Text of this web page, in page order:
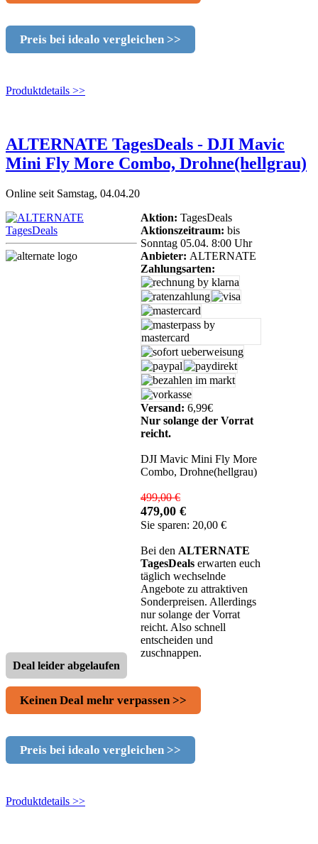
Preis bei idealo vergleichen >>
Produktdetails >>
ALTERNATE TagesDeals - DJI Mavic
Mini Fly More Combo, Drohne(hellgrau)
Online seit Samstag, 04.04.20
Aktion: TagesDeals
Aktionszeitraum: bis
Sonntag 05.04. 8:00 Uhr
Anbieter: ALTERNATE
Zahlungsarten:
Versand: 6,99€
Nur solange der Vorrat
reicht.
DJI Mavic Mini Fly More
Combo, Drohne(hellgrau)
499,00 €
479,00 €
Sie sparen: 20,00 €
Bei den ALTERNATE
TagesDeals erwarten euch
täglich wechselnde
Angebote zu attraktiven
Sonderpreisen. Allerdings
nur solange der Vorrat
reicht. Also schnell
entscheiden und
zuschnappen.
Deal leider abgelaufen
Keinen Deal mehr verpassen >>
Preis bei idealo vergleichen >>
Produktdetails >>